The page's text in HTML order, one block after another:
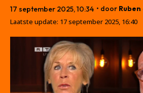
17 september 2025, 10:34 • door
Laatste update: 17 september 2025, 16:40